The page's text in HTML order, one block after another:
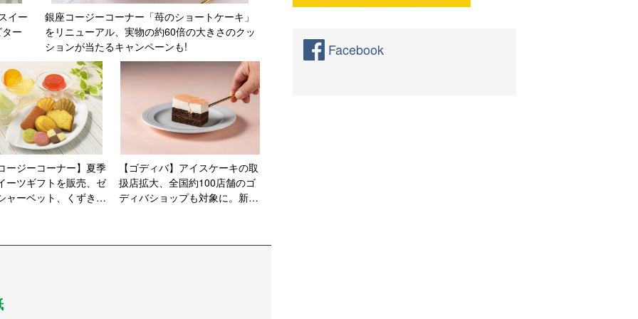
イー
ー
銀座コージーコーナー「苺のショートケーキ」
をリニューアル、実物の約60倍の大きさのクッ
ションが当たるキャンペーンも!
ージーコーナー】夏季
ーツギフトを販売、ゼ
ャーベット、くずきり
【ゴディバ】アイスケーキの取
扱店拡大、全国約100店舗のゴ
ディバショップも対象に。新商
Facebook